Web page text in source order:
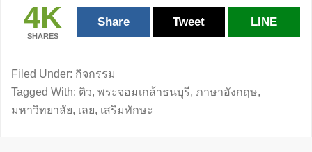
4K
SHARES
Share Tweet LINE
Filed Under: กิจกรรม
Tagged With: ติว, พระจอมเกล้าธนบุรี, ภาษาอังกฤษ,
มหาวิทยาลัย, เลย, เสริมทักษะ